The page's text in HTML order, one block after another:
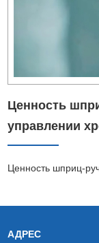
Ценность
управлении
Ценность шприц-
АДРЕС